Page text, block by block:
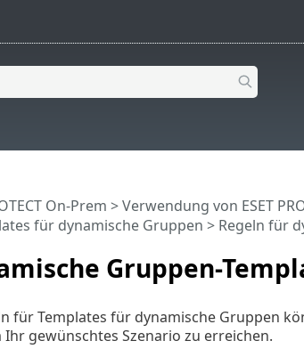
Gruppen-
On-Prem >Verwendung von ESET
für dynamische Gruppen > Regeln für
für Templates für dynamische Gruppen
gewünschtes Szenario zu erreichen.